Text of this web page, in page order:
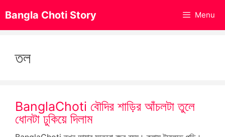
to
content
Bangla Choti Story Menu
তল
BanglaChoti বৌদির শাড়ির আঁচলটা তুলে
ধোনটা ঢুকিয়ে দিলাম